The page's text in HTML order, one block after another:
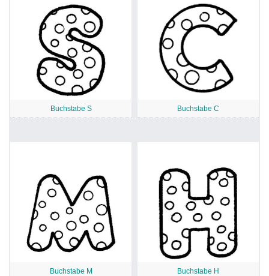
Buchstabe S Buchstabe C
Buchstabe M Buchstabe H